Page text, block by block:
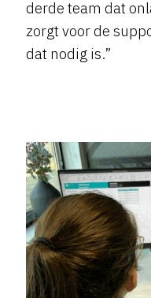
derde team dat
zorgt voor de
dat nodig is.”